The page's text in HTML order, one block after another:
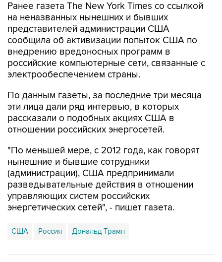
Ранее газета The New York Times со ссылкой
на неназванных нынешних и бывших
представителей администрации США
сообщила об активизации попыток США по
внедрению вредоносных программ в
российские компьютерные сети, связанные с
электрообеспечением страны.
По данным газеты, за последние три месяца
эти лица дали ряд интервью, в которых
рассказали о подобных акциях США в
отношении российских энергосетей.
"По меньшей мере, с 2012 года, как говорят
нынешние и бывшие сотрудники
(администрации), США предпринимали
разведывательные действия в отношении
управляющих систем российских
энергетических сетей", - пишет газета.
США Россия Дональд Трамп